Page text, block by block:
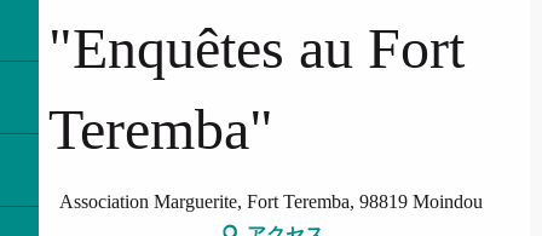
"Enquêtes au Fort
Teremba"
Association Marguerite, Fort Teremba, 98819 Moindou